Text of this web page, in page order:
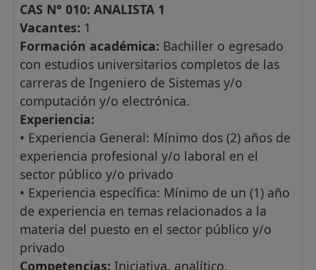
CAS N° 010: ANALISTA 1
Vacantes: 1
Formación académica: Bachiller o egresado
con estudios universitarios completos de las
carreras de Ingeniero de Sistemas y/o
computación y/o electrónica.
Experiencia:
• Experiencia General: Mínimo dos (2) años de
experiencia profesional y/o laboral en el
sector público y/o privado
• Experiencia específica: Mínimo de un (1) año
de experiencia en temas relacionados a la
materia del puesto en el sector público y/o
privado
Competencias:Iniciativa, analítico,